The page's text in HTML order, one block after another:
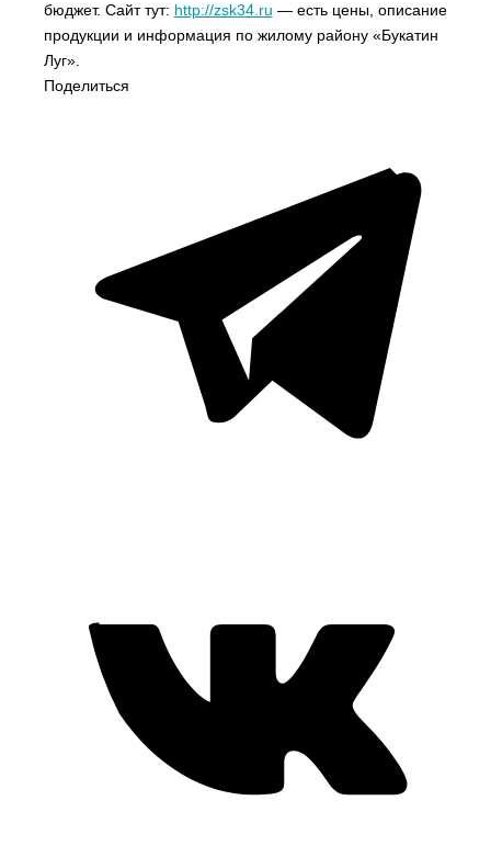
бюджет. Сайт тут: http://zsk34.ru — есть цены, описание
продукции и информация по жилому району «Букатин
Луг».
Поделиться